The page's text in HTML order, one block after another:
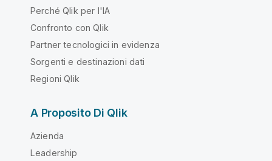
Perché Qlik per l'IA
Confronto con Qlik
Partner tecnologici in evidenza
Sorgenti e destinazioni dati
Regioni Qlik
A Proposito Di Qlik
Azienda
Leadership